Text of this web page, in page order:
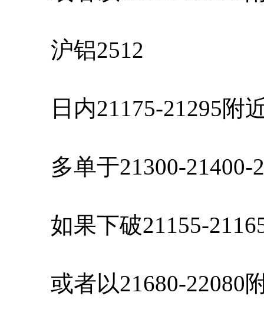
沪铝2512
日内21175-21295附
多单于21300-21400-
如果下破21155-
或者以21680-22080